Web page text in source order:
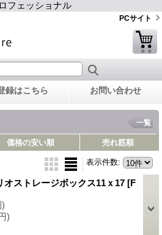
フェッショナル
PCサイト
録はこちら お問い合わせ
一覧
価格の安い順 売れ筋順
表示件数:
オストレージボックス11ｘ17 [F
)